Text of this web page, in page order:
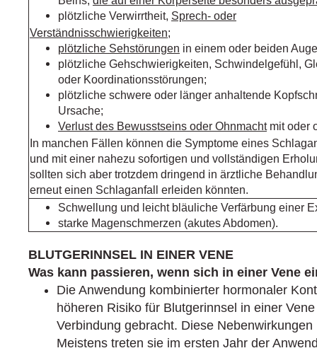
plötzliche Verwirrtheit, Sprech- oder
Verständnisschwierigkeiten;
plötzliche Sehstörungen in einem oder beiden
plötzliche Gehschwierigkeiten, Schwindelgefühl,
oder Koordinationsstörungen;
plötzliche schwere oder länger anhaltende
Ursache;
Verlust des Bewusstseins oder Ohnmachtmit oder
In manchen Fällen können die Symptome eines
und mit einer nahezu sofortigen und vollständigen
sollten sich aber trotzdem dringend in ärztliche
erneut einen Schlaganfall erleiden könnten.
Schwellung und leicht bläuliche Verfärbung einer
starke Magenschmerzen (akutes Abdomen).
BLUTGERINNSEL IN EINER VENE
Was kann passieren, wenn sich in einer Vene
Die Anwendung kombinierter hormonaler
höheren Risiko für Blutgerinnsel in einer
Verbindung gebracht. Diese
Meistens treten sie im ersten Jahr der